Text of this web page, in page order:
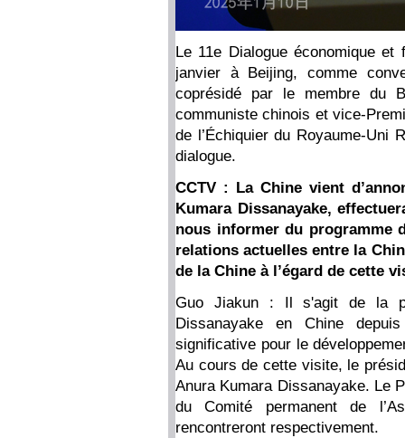
Le 11e Dialogue économique
janvier à Beijing, comme
coprésidé par le membre du
communiste chinois et vice-
de l’Échiquier du Royaume-Uni
dialogue.
CCTV : La Chine vient
Kumara Dissanayake,
nous informer du programme
relations actuelles entre la
de la Chine à l’égard de cette
Guo Jiakun : Il s'agit de la
Dissanayake en Chine
significative pour le
Au cours de cette visite, le
Anura Kumara Dissanayake. Le
du Comité permanent de
rencontreront respectivement.